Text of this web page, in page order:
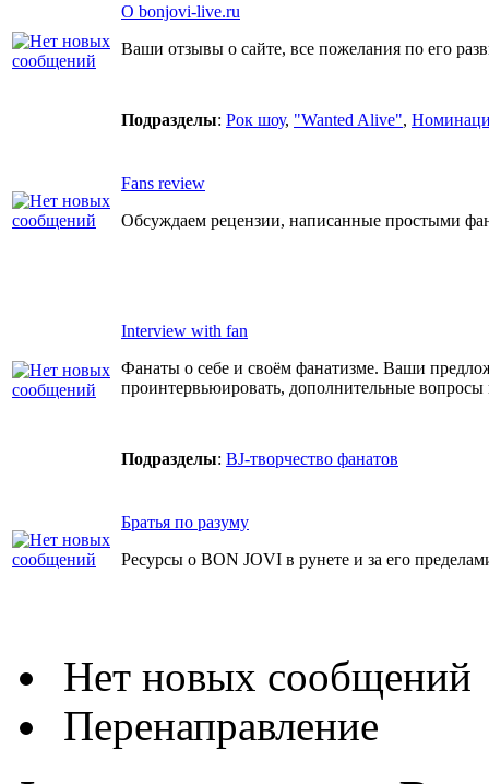
О bonjovi-live.ru
Ваши отзывы о сайте, все пожелания по его
Подразделы: Рок шоу, "Wanted Alive",
Fans review
Обсуждаем рецензии, написанные простыми
Interview with fan
Фанаты о себе и своём фанатизме. Ваши
проинтервьюировать, дополнительные
Подразделы: BJ-творчество фанатов
Братья по разуму
Ресурсы о BON JOVI в рунете и за его
Нет новых сообщений
Перенаправление